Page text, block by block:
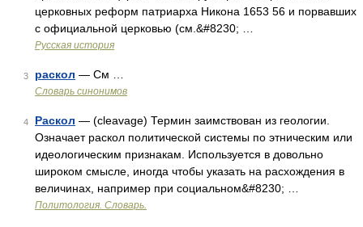
церковных реформ патриарха Никона 1653 56 и порвавших
с официальной церковью (см.&#8230; …
Русская история
3 раскол — См …
Словарь синонимов
4 Раскол — (cleavage) Термин заимствован из геологии.
Означает раскол политической системы по этническим или
идеологическим признакам. Используется в довольно
широком смысле, иногда чтобы указать на расхождения в
величинах, например при социальном&#8230; …
Политология. Словарь.